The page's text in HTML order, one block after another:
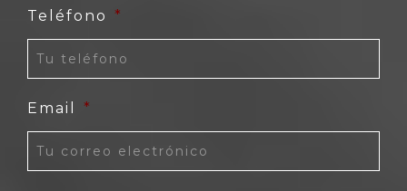
Teléfono *
Email *